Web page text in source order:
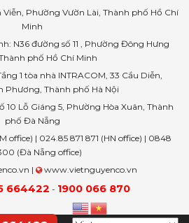
Viễn, Phường Vườn Lài, Thành phố Hồ Chí
Minh
N36 đường số 11 , Phường Đông Hưng
phố Hồ Chí Minh
1 tòa nhà INTRACOM, 33 Cầu Diễn,
Phương, Thành phố Hà Nội
10 Lỗ Giáng 5, Phường Hòa Xuân, Thành
phố Đà Nẵng
office) | 024.85 871 871 (HN office) | 0848
(Đà Nẵng office)
|
www.vietnguyenco.vn
664422 - 1900 066 870